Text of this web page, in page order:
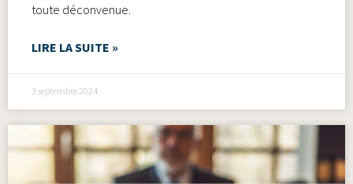
toute déconvenue.
LIRE LA SUITE »
3 septembre 2024